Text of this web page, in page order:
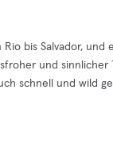
bis Salvador, und
und sinnlicher
schnell und wild